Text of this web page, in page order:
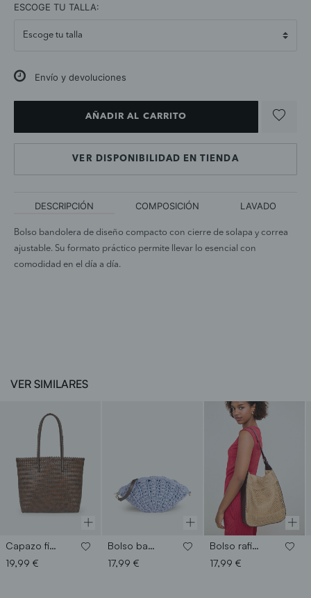
ESCOGE TU TALLA:
Envío y devoluciones
AÑADIR AL CARRITO
VER DISPONIBILIDAD EN TIENDA
DESCRIPCIÓN COMPOSICIÓN LAVADO
Bolso bandolera de diseño compacto con cierre de solapa y correa
ajustable. Su formato práctico permite llevar lo esencial con
comodidad en el día a día.
VER SIMILARES
Capazo fibra natural
19,99 €
Bolso bandolera concha
17,99 €
Bolso rafia hombro
17,99 €